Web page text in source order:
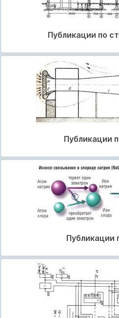
Публикации по
Публикации
Публикации